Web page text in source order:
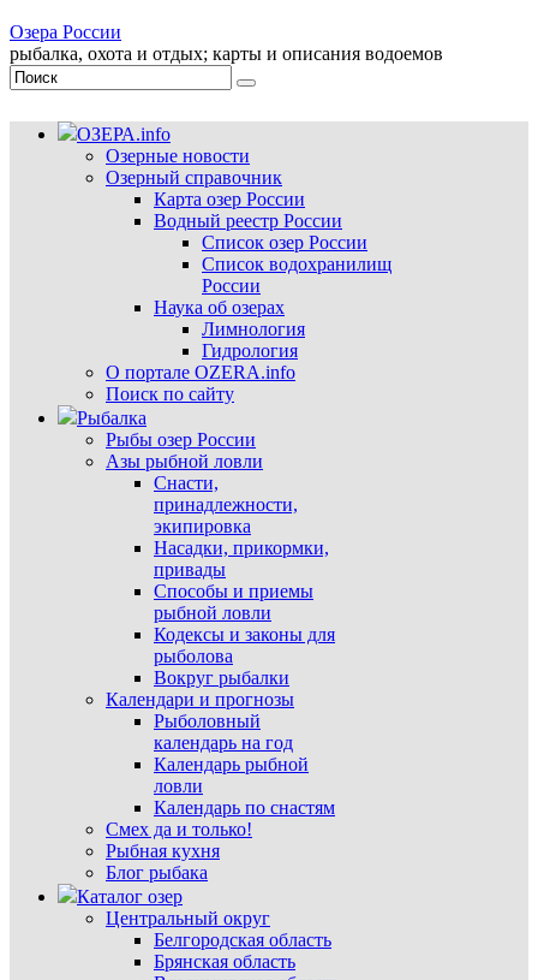
Озера России
рыбалка, охота и отдых; карты и описания водоемов
ОЗЕРА.info
Озерные новости
Озерный справочник
Карта озер России
Водный реестр России
Список озер России
Список водохранилищ
России
Наука об озерах
Лимнология
Гидрология
О портале OZERA.info
Поиск по сайту
Рыбалка
Рыбы озер России
Азы рыбной ловли
Снасти,
принадлежности,
экипировка
Насадки, прикормки,
привады
Способы и приемы
рыбной ловли
Кодексы и законы для
рыболова
Вокруг рыбалки
Календари и прогнозы
Рыболовный
календарь на год
Календарь рыбной
ловли
Календарь по снастям
Смех да и только!
Рыбная кухня
Блог рыбака
Каталог озер
Центральный округ
Белгородская область
Брянская область